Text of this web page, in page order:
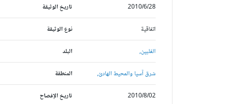
تاريخ الوثيقة 2010/6/28
نوع الوثيقة اتفاقية
البلد الفلبين,
المنطقة شرق آسيا والمحيط الهادئ,
تاريخ الإفصاح 2010/8/02